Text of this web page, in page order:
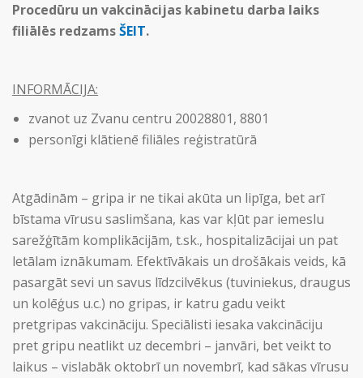
Procedūru un vakcinācijas kabinetu darba laiks
filiālēs redzamsŠEIT.
INFORMĀCIJA:
zvanot uz Zvanu centru 20028801, 8801
personīgi klātienē filiāles reģistratūrā
Atgādinām – gripa ir ne tikai akūta un lipīga, bet arī
bīstama vīrusu saslimšana, kas var kļūt par iemeslu
sarežģītām komplikācijām, t.sk., hospitalizācijai un pat
letālam iznākumam. Efektīvākais un drošākais veids, kā
pasargāt sevi un savus līdzcilvēkus (tuviniekus, draugus
un kolēģus u.c.) no gripas, ir katru gadu veikt
pretgripas vakcināciju. Speciālisti iesaka vakcināciju
pret gripu neatlikt uz decembri – janvāri, bet veikt to
laikus – vislabāk oktobrī un novembrī, kad sākas vīrusu